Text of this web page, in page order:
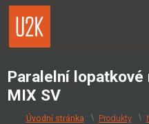
Paralelní lopatkové
MIX SV
Produkty